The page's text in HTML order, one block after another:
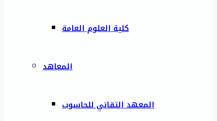
كلية العلوم العامة
المعاهد
المعهد التقاني للحاسوب